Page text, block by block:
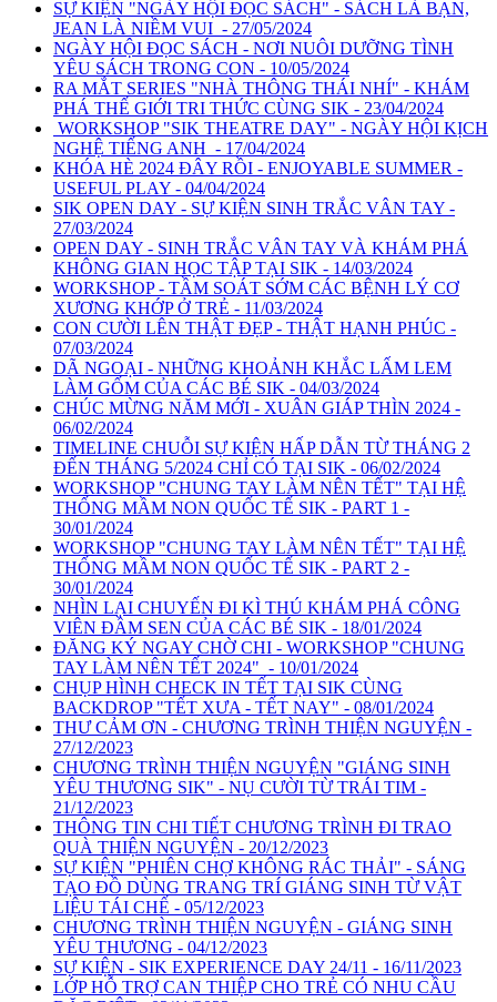
SỰ KIỆN "NGÀY HỘI ĐỌC SÁCH" - SÁCH LÀ BẠN,
JEAN LÀ NIỀM VUI - 27/05/2024
NGÀY HỘI ĐỌC SÁCH - NƠI NUÔI DƯỠNG TÌNH
YÊU SÁCH TRONG CON - 10/05/2024
RA MẮT SERIES "NHÀ THÔNG THÁI NHÍ" - KHÁM
PHÁ THẾ GIỚI TRI THỨC CÙNG SIK - 23/04/2024
WORKSHOP "SIK THEATRE DAY" - NGÀY HỘI KỊCH
NGHỆ TIẾNG ANH - 17/04/2024
KHÓA HÈ 2024 ĐÂY RỒI - ENJOYABLE SUMMER -
USEFUL PLAY - 04/04/2024
SIK OPEN DAY - SỰ KIỆN SINH TRẮC VÂN TAY -
27/03/2024
OPEN DAY - SINH TRẮC VÂN TAY VÀ KHÁM PHÁ
KHÔNG GIAN HỌC TẬP TẠI SIK - 14/03/2024
WORKSHOP - TẦM SOÁT SỚM CÁC BỆNH LÝ CƠ
XƯƠNG KHỚP Ở TRẺ - 11/03/2024
CON CƯỜI LÊN THẬT ĐẸP - THẬT HẠNH PHÚC -
07/03/2024
DÃ NGOẠI - NHỮNG KHOẢNH KHẮC LẤM LEM
LÀM GỐM CỦA CÁC BÉ SIK - 04/03/2024
CHÚC MỪNG NĂM MỚI - XUÂN GIÁP THÌN 2024 -
06/02/2024
TIMELINE CHUỖI SỰ KIỆN HẤP DẪN TỪ THÁNG 2
ĐẾN THÁNG 5/2024 CHỈ CÓ TẠI SIK - 06/02/2024
WORKSHOP "CHUNG TAY LÀM NÊN TẾT" TẠI HỆ
THỐNG MẦM NON QUỐC TẾ SIK - PART 1 -
30/01/2024
WORKSHOP "CHUNG TAY LÀM NÊN TẾT" TẠI HỆ
THỐNG MẦM NON QUỐC TẾ SIK - PART 2 -
30/01/2024
NHÌN LẠI CHUYẾN ĐI KÌ THÚ KHÁM PHÁ CÔNG
VIÊN ĐẦM SEN CỦA CÁC BÉ SIK - 18/01/2024
ĐĂNG KÝ NGAY CHỜ CHI - WORKSHOP "CHUNG
TAY LÀM NÊN TẾT 2024" - 10/01/2024
CHỤP HÌNH CHECK IN TẾT TẠI SIK CÙNG
BACKDROP "TẾT XƯA - TẾT NAY" - 08/01/2024
THƯ CẢM ƠN - CHƯƠNG TRÌNH THIỆN NGUYỆN -
27/12/2023
CHƯƠNG TRÌNH THIỆN NGUYỆN "GIÁNG SINH
YÊU THƯƠNG SIK" - NỤ CƯỜI TỪ TRÁI TIM -
21/12/2023
THÔNG TIN CHI TIẾT CHƯƠNG TRÌNH ĐI TRAO
QUÀ THIỆN NGUYỆN - 20/12/2023
SỰ KIỆN "PHIÊN CHỢ KHÔNG RÁC THẢI" - SÁNG
TẠO ĐỒ DÙNG TRANG TRÍ GIÁNG SINH TỪ VẬT
LIỆU TÁI CHẾ - 05/12/2023
CHƯƠNG TRÌNH THIỆN NGUYỆN - GIÁNG SINH
YÊU THƯƠNG - 04/12/2023
SỰ KIỆN - SIK EXPERIENCE DAY 24/11 - 16/11/2023
LỚP HỖ TRỢ CAN THIỆP CHO TRẺ CÓ NHU CẦU